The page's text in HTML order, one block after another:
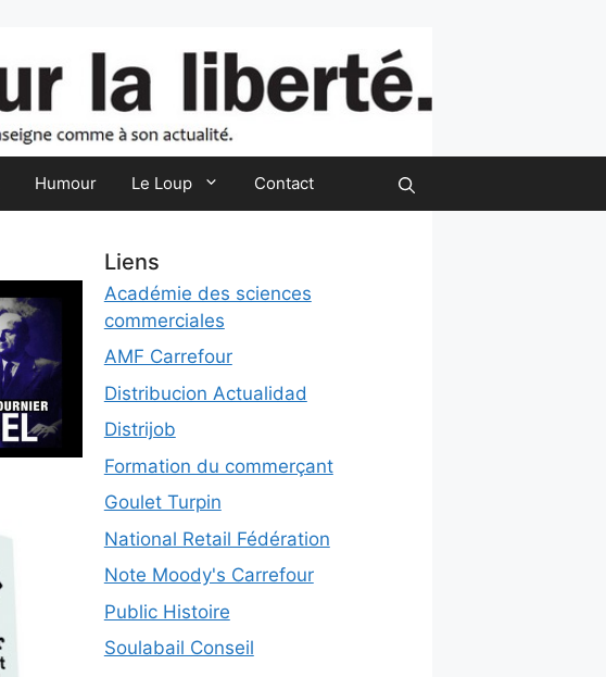
Humour Le Loup Contact
Liens
Académie des sciences
commerciales
AMF Carrefour
Distribucion Actualidad
Distrijob
Formation du commerçant
Goulet Turpin
National Retail Fédération
Note Moody's Carrefour
Public Histoire
Soulabail Conseil